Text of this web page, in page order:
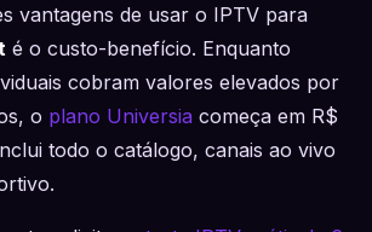
vantagens de usar o IPTV para
é o custo-benefício. Enquanto
cobram valores elevados por
o plano Universia começa em R$
todo o catálogo, canais ao vivo